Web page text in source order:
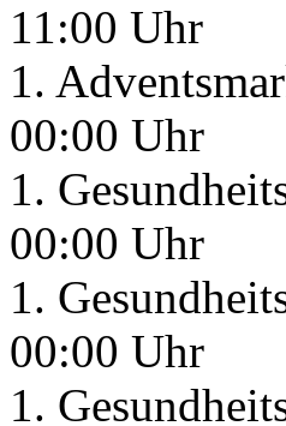
11:00 Uhr
1.
00:00 Uhr
1.
00:00 Uhr
1.
00:00 Uhr
1.